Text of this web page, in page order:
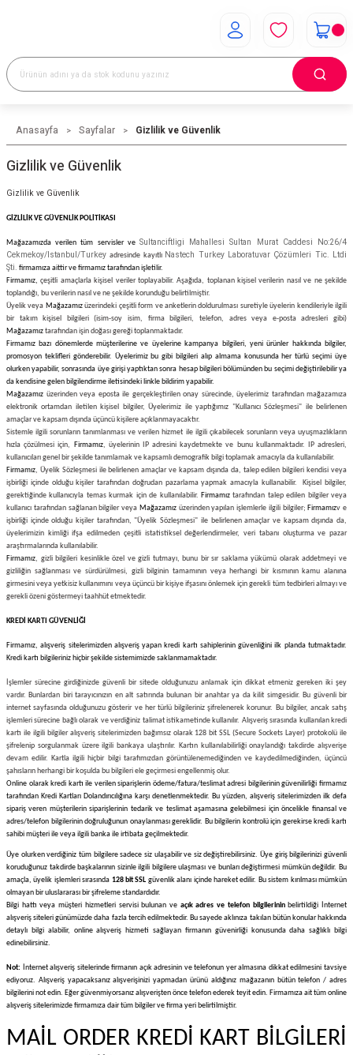
Anasayfa Sayfalar Gizlilik ve Güvenlik
Gizlilik ve Güvenlik
Gizlilik ve Güvenlik
GİZLİLİK VE GÜVENLİK POLİTİKASI
Mağazamızda verilen tüm servisler ve Sultanciftligi Mahallesi Sultan Murat Caddesi No:26/4
Cekmekoy/Istanbul/Turkeyadresinde kayıtlı Nastech Turkey Laboratuvar Çözümleri Tic. Ltdi
Şti. firmamıza aittir ve firmamız tarafından işletilir.
Firmamız,çeşitli amaçlarla kişisel veriler toplayabilir. Aşağıda, toplanan kişisel verilerin nasıl ve ne şekilde
toplandığı, bu verilerin nasıl ve ne şekilde korunduğu belirtilmiştir.
Üyelik veya Mağazamızüzerindeki çeşitli form ve anketlerin doldurulması suretiyle üyelerin kendileriyle ilgili
bir takım kişisel bilgileri (isim-soy isim, firma bilgileri, telefon, adres veya e-posta adresleri gibi)
Mağazamıztarafından işin doğası gereği toplanmaktadır.
Firmamız bazı dönemlerde müşterilerine ve üyelerine kampanya bilgileri, yeni ürünler hakkında bilgiler,
promosyon teklifleri gönderebilir. Üyelerimiz bu gibi bilgileri alıp almama konusunda her türlü seçimi üye
olurken yapabilir, sonrasında üye girişi yaptıktan sonra hesap bilgileri bölümünden bu seçimi değiştirilebilir ya
da kendisine gelen bilgilendirme iletisindeki linkle bildirim yapabilir.
Mağazamız üzerinden veya eposta ile gerçekleştirilen onay sürecinde, üyelerimiz tarafından mağazamıza
elektronik ortamdan iletilen kişisel bilgiler, Üyelerimiz ile yaptığımız "Kullanıcı Sözleşmesi" ile belirlenen
amaçlar ve kapsam dışında üçüncü kişilere açıklanmayacaktır.
Sistemle ilgili sorunların tanımlanması ve verilen hizmet ile ilgili çıkabilecek sorunların veya uyuşmazlıkların
hızla çözülmesi için,
Firmamız, üyelerinin IP adresini kaydetmekte ve bunu kullanmaktadır. IP adresleri,
kullanıcıları genel bir şekilde tanımlamak ve kapsamlı demografik bilgi toplamak amacıyla da kullanılabilir.
Firmamız, Üyelik Sözleşmesi ile belirlenen amaçlar ve kapsam dışında da, talep edilen bilgileri kendisi veya
işbirliği içinde olduğu kişiler tarafından doğrudan pazarlama yapmak amacıyla kullanabilir. Kişisel bilgiler,
gerektiğinde kullanıcıyla temas kurmak için de kullanılabilir. Firmamıztarafından talep edilen bilgiler veya
kullanıcı tarafından sağlanan bilgiler veya Mağazamız üzerinden yapılan işlemlerle ilgili bilgiler; Firmamızv e
işbirliği içinde olduğu kişiler tarafından, "Üyelik Sözleşmesi" ile belirlenen amaçlar ve kapsam dışında da,
üyelerimizin kimliği ifşa edilmeden çeşitli istatistiksel değerlendirmeler, veri tabanı oluşturma ve pazar
araştırmalarında kullanılabilir.
Firmamız, gizli bilgileri kesinlikle özel ve gizli tutmayı, bunu bir sır saklama yükümü olarak addetmeyi ve
gizliliğin sağlanması ve sürdürülmesi, gizli bilginin tamamının veya herhangi bir kısmının kamu alanına
girmesini veya yetkisiz kullanımını veya üçüncü bir kişiye ifşasını önlemek için gerekli tüm tedbirleri almayı ve
gerekli özeni göstermeyi taahhüt etmektedir.
KREDİ KARTI GÜVENLİĞİ
Firmamız, alışveriş sitelerimizden alışveriş yapan kredi kartı sahiplerinin güvenliğini ilk planda tutmaktadır.
Kredi kartı bilgileriniz hiçbir şekilde sistemimizde saklanmamaktadır.
İşlemler sürecine girdiğinizde güvenli bir sitede olduğunuzu anlamak için dikkat etmeniz gereken iki şey
vardır. Bunlardan biri tarayıcınızın en alt satırında bulunan bir anahtar ya da kilit simgesidir. Bu güvenli bir
internet sayfasında olduğunuzu gösterir ve her türlü bilgileriniz şifrelenerek korunur. Bu bilgiler, ancak satış
işlemleri sürecine bağlı olarak ve verdiğiniz talimat istikametinde kullanılır. Alışveriş sırasında kullanılan kredi
kartı ile ilgili bilgiler alışveriş sitelerimizden bağımsız olarak 128 bit SSL (Secure Sockets Layer) protokolü ile
şifrelenip sorgulanmak üzere ilgili bankaya ulaştırılır. Kartın kullanılabilirliği onaylandığı takdirde alışverişe
devam edilir. Kartla ilgili hiçbir bilgi tarafımızdan görüntülenemediğinden ve kaydedilmediğinden, üçüncü
şahısların herhangi bir koşulda bu bilgileri ele geçirmesi engellenmiş olur.
Online olarak kredi kartı ile verilen siparişlerin ödeme/fatura/teslimat adresi bilgilerinin güvenilirliği firmamız
tarafından Kredi Kartları Dolandırıcılığına karşı denetlenmektedir. Bu yüzden, alışveriş sitelerimizden ilk defa
sipariş veren müşterilerin siparişlerinin tedarik ve teslimat aşamasına gelebilmesi için öncelikle finansal ve
adres/telefon bilgilerinin doğruluğunun onaylanması gereklidir. Bu bilgilerin kontrolü için gerekirse kredi kartı
sahibi müşteri ile veya ilgili banka ile irtibata geçilmektedir.
Üye olurken verdiğiniz tüm bilgilere sadece siz ulaşabilir ve siz değiştirebilirsiniz. Üye giriş bilgilerinizi güvenli
koruduğunuz takdirde başkalarının sizinle ilgili bilgilere ulaşması ve bunları değiştirmesi mümkün değildir. Bu
amaçla, üyelik işlemleri sırasında 128 bit SSL güvenlik alanı içinde hareket edilir. Bu sistem kırılması mümkün
olmayan bir uluslararası bir şifreleme standardıdır.
Bilgi hattı veya müşteri hizmetleri servisi bulunan ve açık adres ve telefon bilgilerinin belirtildiği İnternet
alışveriş siteleri günümüzde daha fazla tercih edilmektedir. Bu sayede aklınıza takılan bütün konular hakkında
detaylı bilgi alabilir, online alışveriş hizmeti sağlayan firmanın güvenirliği konusunda daha sağlıklı bilgi
edinebilirsiniz.
Not:
İnternet alışveriş sitelerinde firmanın açık adresinin ve telefonun yer almasına dikkat edilmesini tavsiye
ediyoruz. Alışveriş yapacaksanız alışverişinizi yapmadan ürünü aldığınız mağazanın bütün telefon / adres
bilgilerini not edin. Eğer güvenmiyorsanız alışverişten önce telefon ederek teyit edin. Firmamıza ait tüm online
alışveriş sitelerimizde firmamıza dair tüm bilgiler ve firma yeri belirtilmiştir.
MAİL ORDER KREDİ KART BİLGİLERİ